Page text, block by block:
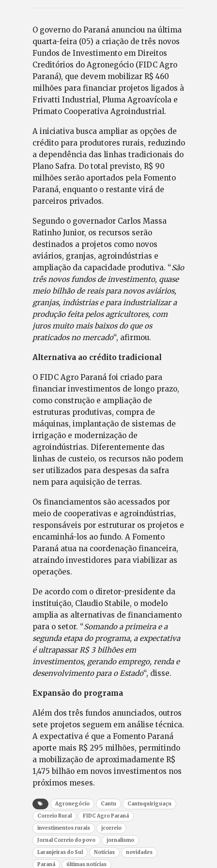
O governo do Paraná anunciou na última
quarta-feira (05) a criação de três novos
Fundos de Investimento em Direitos
Creditórios do Agronegócio (FIDC Agro
Paraná), que devem mobilizar R$ 460
milhões para financiar projetos ligados à
Frivatti Industrial, Pluma Agroavícola e
Primato Cooperativa Agroindustrial.
A iniciativa busca ampliar as opções de
crédito para produtores rurais, reduzindo
a dependência das linhas tradicionais do
Plano Safra. Do total previsto, R$ 90
milhões serão aportados pela Fomento
Paraná, enquanto o restante virá de
parceiros privados.
Segundo o governador Carlos Massa
Ratinho Junior, os recursos serão
destinados a projetos como novos
aviários, granjas, agroindústrias e
ampliação da capacidade produtiva. “São
três novos fundos de investimento, quase
meio bilhão de reais para novos aviários,
granjas, indústrias e para industrializar a
produção feita pelos agricultores, com
juros muito mais baixos do que os
praticados no mercado“, afirmou.
Alternativa ao crédito tradicional
O FIDC Agro Paraná foi criado para
financiar investimentos de longo prazo,
como construção e ampliação de
estruturas produtivas, compra de
máquinas, implantação de sistemas de
irrigação e modernização de
agroindústrias. Diferentemente das
linhas de custeio, os recursos não podem
ser utilizados para despesas da safra
nem para aquisição de terras.
Os financiamentos são acessados por
meio de cooperativas e agroindústrias,
responsáveis por estruturar os projetos e
encaminhá-los ao fundo. A Fomento
Paraná atua na coordenação financeira,
atraindo investidores para viabilizar as
operações.
De acordo com o diretor-presidente da
instituição, Claudio Stabile, o modelo
amplia as alternativas de financiamento
para o setor. “Somando a primeira e a
segunda etapa do programa, a expectativa
é ultrapassar R$ 3 bilhões em
investimentos, gerando emprego, renda e
desenvolvimento para o Estado“, disse.
Expansão do programa
Além dos três fundos anunciados, outros
sete projetos seguem em análise técnica.
A expectativa é que a Fomento Paraná
aporte mais R$ 295 milhões, permitindo
a mobilização de aproximadamente R$
1,475 bilhão em novos investimentos nos
próximos meses.
Agronegócio Cantu
Cantuquiriguaçu
Correio Rural
FIDC Agro Paraná
investimentos rurais
jcorreio
Jornal Correio do povo
jornalismo
Laranjeiras do Sul
Notícias
novidades
Paraná
últimas notícias